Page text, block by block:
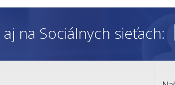
na Sociálnych sieťach: